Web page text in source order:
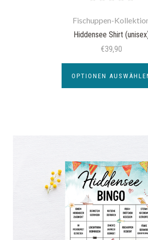
Fischuppen-
Hiddensee Shirt
€39,90
OPTIONEN